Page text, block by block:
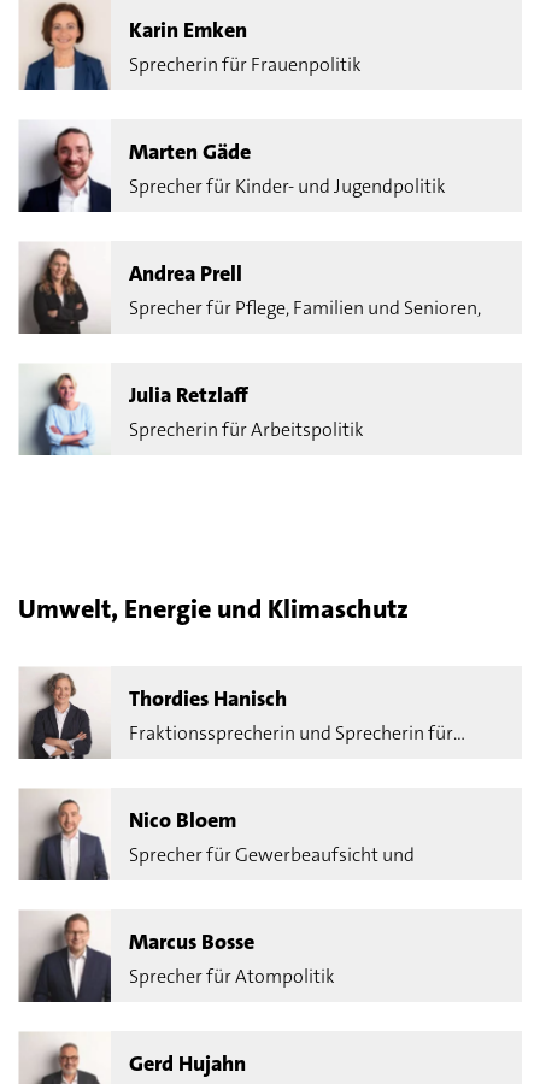
Karin Emken
Sprecherin für Frauenpolitik
Marten Gäde
Sprecher für Kinder- und Jugendpolitik
Andrea Prell
Sprecher für Pflege, Familien und Senioren,
Julia Retzlaff
Sprecherin für Arbeitspolitik
Umwelt, Energie und Klimaschutz
Thordies Hanisch
Fraktionssprecherin und Sprecherin für
Nico Bloem
Sprecher für Gewerbeaufsicht und
Marcus Bosse
Sprecher für Atompolitik
Gerd Hujahn